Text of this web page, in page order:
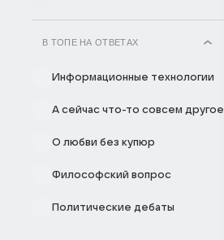
В ТОПЕ НА ОТВЕТАХ
Информационные технологии
А сейчас что-то совсем другое
О любви без купюр
Философский вопрос
Политические дебаты